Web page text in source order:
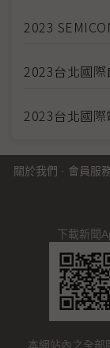
2023
2023台北國際
2023台北國際
關於我們 · 會員服
下載新聞
本網站內之全部